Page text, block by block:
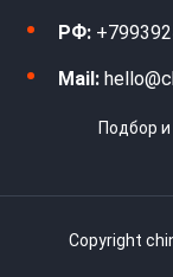
РФ:
Mail:
Подбор
Copyright